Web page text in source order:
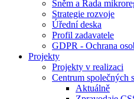
Sněm a Rada
Strategie rozvoje
Úřední deska
Profil zadavatele
GDPR - Ochrana
Projekty
Projekty v realizaci
Centrum společných
Aktuálně